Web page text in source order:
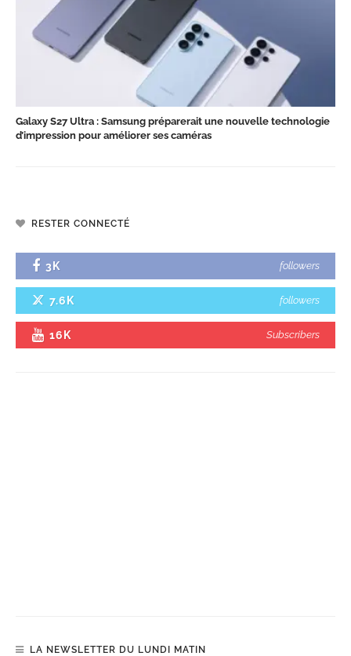
Galaxy S27 Ultra : Samsung préparerait une nouvelle technologie
d’impression pour améliorer ses caméras
RESTER CONNECTÉ
3K followers
7.6K followers
16K Subscribers
LA NEWSLETTER DU LUNDI MATIN